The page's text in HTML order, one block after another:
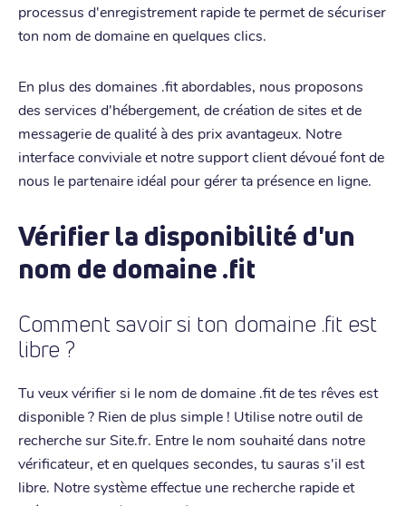
processus d'enregistrement rapide te permet de sécuriser
ton nom de domaine en quelques clics.
En plus des domaines .fit abordables, nous proposons
des services d'hébergement, de création de sites et de
messagerie de qualité à des prix avantageux. Notre
interface conviviale et notre support client dévoué font de
nous le partenaire idéal pour gérer ta présence en ligne.
Vérifier la disponibilité d'un
nom de domaine .fit
Comment savoir si ton domaine .fit est
libre ?
Tu veux vérifier si le nom de domaine .fit de tes rêves est
disponible ? Rien de plus simple ! Utilise notre outil de
recherche sur Site.fr. Entre le nom souhaité dans notre
vérificateur, et en quelques secondes, tu sauras s'il est
libre. Notre système effectue une recherche rapide et